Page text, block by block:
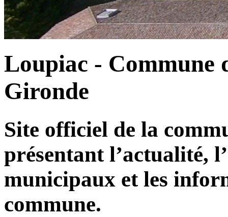
Loupiac - Commune
Gironde
Site officiel de la
présentant l’actualité,
municipaux et les
commune.